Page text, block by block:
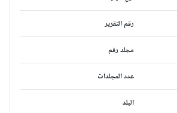
رقم التقرير
مجلد رقم
عدد المجلدات
البلد